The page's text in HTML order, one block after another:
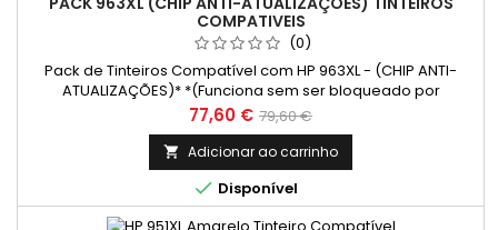
COMPATIVEIS
(0)
Pack de Tinteiros Compatível com HP 963XL - (CHIP ANTI-
ATUALIZAÇÕES)* *(Funciona sem ser bloqueado por
atualizações da HP) cor: 1 Preto, 1 Ciano, 1 Magenta, 1 Amarelo
Rendimento Médio: Preto - 2000 Páginas* Cada Cor - 1600
Páginas* *(Média com base na norma ISO/IEC 24711 e
impressão contínua. O rendimento real varia
consideravelmente com base no conteúdo...
Preço
77,60 € Preço
normal
79,60 €
 Adicionar ao carrinho
 Disponível